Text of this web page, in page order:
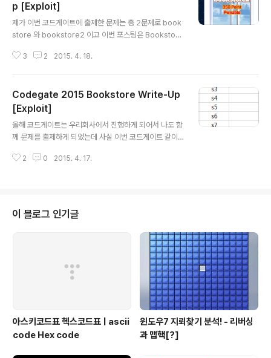
습니다. (IE 취약점 중엔 Vtguard 를 Memory Leak을 사용하지 않고 우회한
POC도 있었습니다 ㅎㅅㅎ)MicrosoftInternet ExplorerCVE-2..
p [Exploit]
제가 이번 코드게이트에 출제한 문제는 총 2문제로 book
store 와 bookstore2 이고 이번 포스팅은 Bookstore
는데 바로 windows 운영체제에서의 pwnable 입니다.
문제인데 아무래도 윈도우 문제이고 사람이 많다보니 운영
에 문제가 될 수 있을것 같아서 본선에서 출제하기로 했습
니다. 본선장에서는 대회가 끝나기 대략 6시간전에 2시간
뒤에 윈도우 문제가 나올것이라고 미리 말해주고 서버 환
등을 삭제하는 부정행위를 방지하기 위하여 리눅스의 win
3 2 2015. 4. 18.
Codegate 2015 Bookstore Write-Up
[Exploit]
올해 코드게이트는 우리회사에서 진행하게 되어서 나도 함
께 문제를 출제하게 되었는데 사실 이번 코드게이트 같이
서 어느 문제를 내야할지 상당히 고민을 많이 했는데, 난이
전인 지금 중간고사 공부가 재미없어서 오랜만에 블로그에
글이나 써볼까 하다가.. 나오게된 셀프 Write-Up! Book
store - bookstore_bin Bug Class : Uninitialized
memory reference 문제의 컨셉은 서점의 책을 관리해
주는 간단한 어플리케이션이다. 바이너리는 32비트이며 P
2 0 2015. 4. 17.
이 블로그 인기글
아스키코드표 헥스코드표 | ascii
code Hex code
윈도우7 지뢰찾기 분석! - 리버싱
과 맵핵[?]